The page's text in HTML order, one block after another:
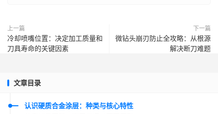
上一篇
冷却喷嘴位置：决定加工质量和
刀具寿命的关键因素
下一篇
微钻头崩刃防止全攻略：从根源
解决断刀难题
文章目录
认识硬质合金涂层：种类与核心特性